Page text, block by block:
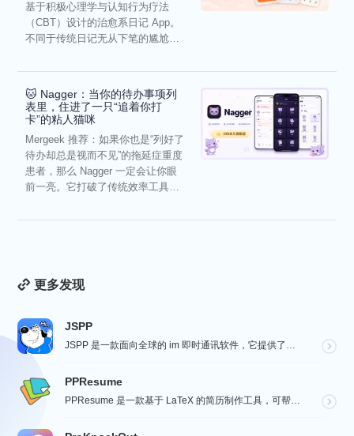
基于积极心理学与认知行为疗法
（CBT）设计的治愈系日记 App。
不同于传统日记无从下笔的尴尬，
🐱 Nagger：当你的待办事项列
表里，住进了一只“追着你打
卡”的粘人猫咪
Mergeek 推荐：如果你也是“列好了
待办却总是视而不见”的拖延症重度
患者，那么 Nagger 一定会让你眼
前一亮。它打破了传统效率工具冰
更多发现
JSPP
JSPP 是一款面向全球的 im 即时通讯软件，它提供了安全、稳定、高效的通讯服务，免费音视频通话，...
PPResume
PPResume 是一款基于 LaTeX 的简历制作工具，可帮助用户在几分钟内快速制作精美、排版良好...